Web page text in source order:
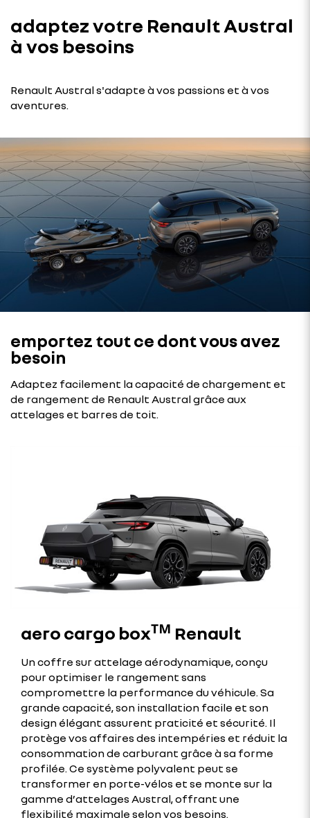
adaptez votre Renault Austral
à vos besoins
Renault Austral s'adapte à vos passions et à vos
aventures.
emportez tout ce dont vous avez
besoin
Adaptez facilement la capacité de chargement et
de rangement de Renault Austral grâce aux
attelages et barres de toit.
aero cargo boxᵀᴹ Renault
Un coffre sur attelage aérodynamique, conçu
pour optimiser le rangement sans
compromettre la performance du véhicule. Sa
grande capacité, son installation facile et son
design élégant assurent praticité et sécurité. Il
protège vos affaires des intempéries et réduit la
consommation de carburant grâce à sa forme
profilée. Ce système polyvalent peut se
transformer en porte-vélos et se monte sur la
gamme d’attelages Austral, offrant une
flexibilité maximale selon vos besoins.